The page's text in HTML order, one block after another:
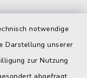
notwendige
Darstellung unserer
zur Nutzung